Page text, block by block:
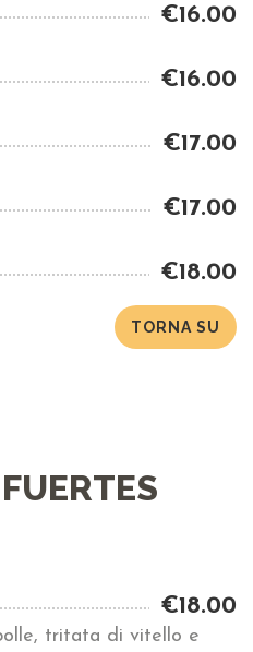
€16.00
€16.00
€17.00
€17.00
€18.00
TORNA SU
€18.00
tritata di vitello e